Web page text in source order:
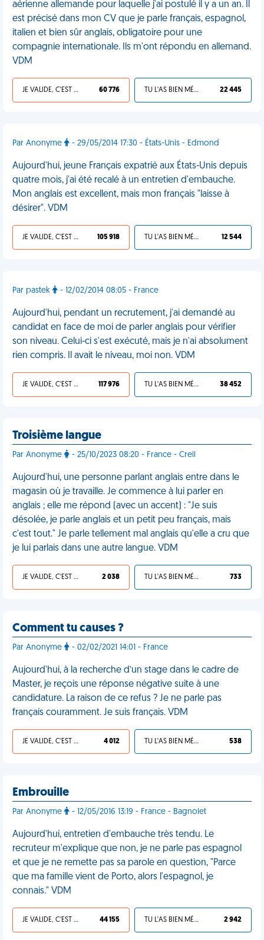
aérienne allemande pour laquelle j'ai postulé il y a un an. Il
est précisé dans mon CV que je parle français, espagnol,
italien et bien sûr anglais, obligatoire pour une
compagnie internationale. Ils m'ont répondu en allemand.
VDM
JE VALIDE, C'EST UNE VDM 60 776 TU L'AS BIEN MÉRITÉ 22 445
Par Anonyme - 29/05/2014 17:30 - États-Unis - Edmond
Aujourd'hui, jeune Français expatrié aux États-Unis depuis
quatre mois, j'ai été recalé à un entretien d'embauche.
Mon anglais est excellent, mais mon français "laisse à
désirer". VDM
JE VALIDE, C'EST UNE VDM 105 918 TU L'AS BIEN MÉRITÉ 12 544
Par pastek - 12/02/2014 08:05 - France
Aujourd'hui, pendant un recrutement, j'ai demandé au
candidat en face de moi de parler anglais pour vérifier
son niveau. Celui-ci s'est exécuté, mais je n'ai absolument
rien compris. Il avait le niveau, moi non. VDM
JE VALIDE, C'EST UNE VDM 117 976 TU L'AS BIEN MÉRITÉ 38 452
Troisième langue
Par Anonyme - 25/10/2023 08:20 - France - Creil
Aujourd'hui, une personne parlant anglais entre dans le
magasin où je travaille. Je commence à lui parler en
anglais ; elle me répond (avec un accent) : "Je suis
désolée, je parle anglais et un petit peu français, mais
c'est tout." Je parle tellement mal anglais qu'elle a cru que
je lui parlais dans une autre langue. VDM
JE VALIDE, C'EST UNE VDM 2 038 TU L'AS BIEN MÉRITÉ 733
Comment tu causes ?
Par Anonyme - 02/02/2021 14:01 - France
Aujourd'hui, à la recherche d’un stage dans le cadre de
Master, je reçois une réponse négative suite à une
candidature. La raison de ce refus ? Je ne parle pas
français couramment. Je suis français. VDM
JE VALIDE, C'EST UNE VDM 4 012 TU L'AS BIEN MÉRITÉ 538
Embrouille
Par Anonyme - 12/05/2016 13:19 - France - Bagnolet
Aujourd'hui, entretien d'embauche très tendu. Le
recruteur m'explique que non, je ne parle pas espagnol
et que je ne remette pas sa parole en question, "Parce
que ma famille vient de Porto, alors l'espagnol, je
connais." VDM
JE VALIDE, C'EST UNE VDM 44 155 TU L'AS BIEN MÉRITÉ 2 942